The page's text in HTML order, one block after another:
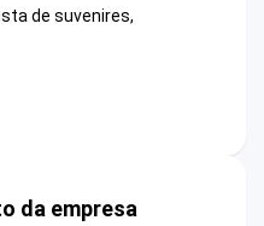
de suvenires,
da empresa